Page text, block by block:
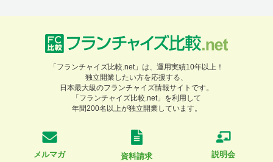
「フランチャイズ比較.net」は、運用実績10年以上！
独立開業したい方を応援する、
日本最大級のフランチャイズ情報サイトです。
「フランチャイズ比較.net」を利用して
年間200名以上が独立開業しています。
メルマガ 資料請求 説明会